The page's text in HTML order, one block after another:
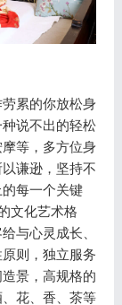
累的你放松身
说不出的轻松
等，多方位身
谦逊，坚持不
每一个关键
文化艺术格
与心灵成长、
则，独立服务
景，高规格的
花、香、茶等